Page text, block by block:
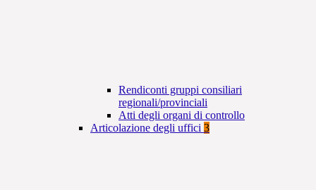
Rendiconti gruppi consiliari
regionali/provinciali
Atti degli organi di controllo
Articolazione degli uffici 3